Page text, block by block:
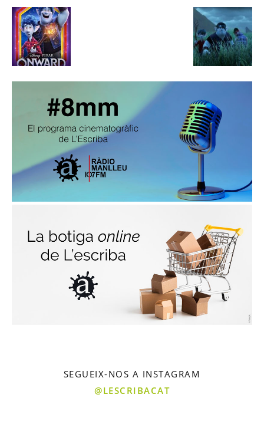
SEGUEIX-NOS A INSTAGRAM
@LESCRIBACAT